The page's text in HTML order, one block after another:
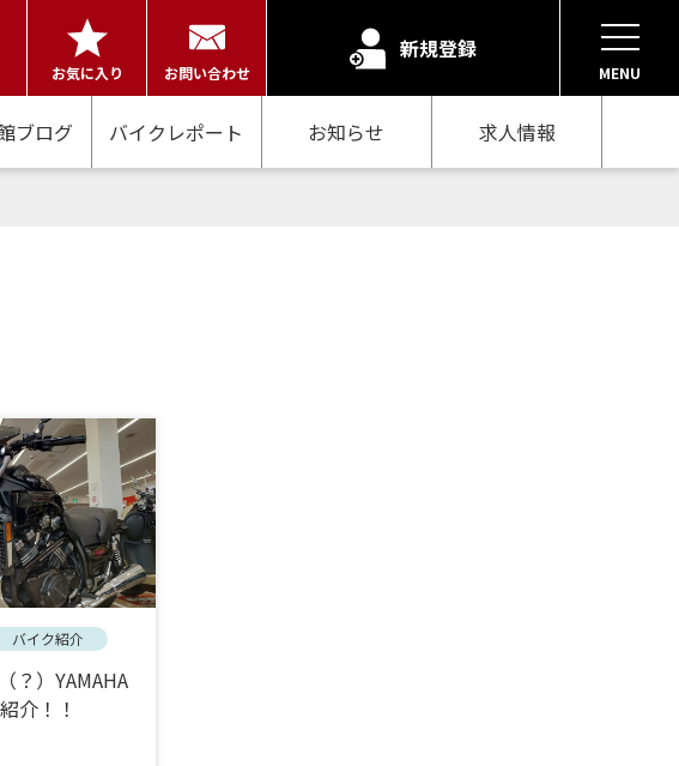
お気に入り お問い合わせ
新規登録
MENU
ブログ バイクレポート お知らせ 求人情報
バイク紹介
？）YAMAHA
介！！